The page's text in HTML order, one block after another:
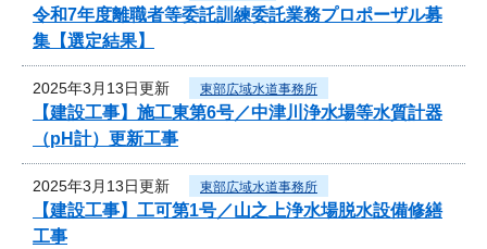
令和7年度離職者等委託訓練委託業務プロポーザル募
集【選定結果】
2025年3月13日更新 東部広域水道事務所
【建設工事】施工東第6号／中津川浄水場等水質計器
（pH計）更新工事
2025年3月13日更新 東部広域水道事務所
【建設工事】工可第1号／山之上浄水場脱水設備修繕
工事